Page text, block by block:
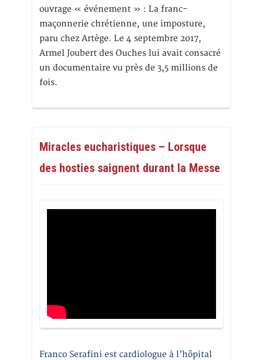
ouvrage « événement » : La franc-
maçonnerie chrétienne, une imposture,
paru chez Artège. Le 4 septembre 2017,
Armel Joubert des Ouches lui avait consacré
un documentaire vu près de 3,5 millions de
fois.
Miracles eucharistiques – Lorsque
des hosties saignent durant la Messe
Franco Serafini est cardiologue à l’hôpital